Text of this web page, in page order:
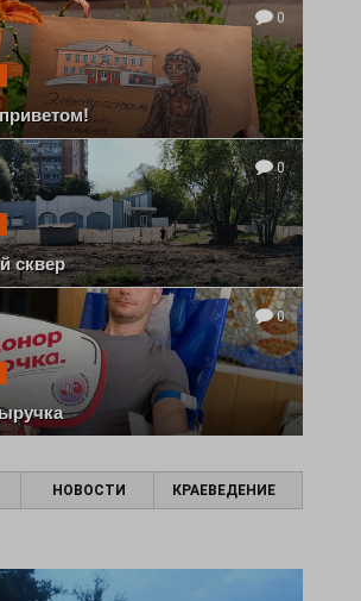
0
0
сквер
0
НОВОСТИ КРАЕВЕДЕНИЕ